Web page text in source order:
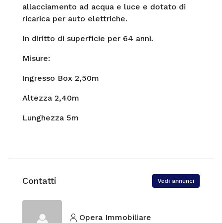
allacciamento ad acqua e luce e dotato di
ricarica per auto elettriche.
In diritto di superficie per 64 anni.
Misure:
Ingresso Box 2,50m
Altezza 2,40m
Lunghezza 5m
Contatti Vedi annunci
Opera Immobiliare